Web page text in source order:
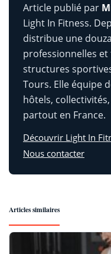
Article publié par
Light In Fitness.
distribue une
professionnelles
structures
Tours. Elle équipe
hôtels,
partout en France.
Découvrir Light In
Nous contacter
Articles similaires